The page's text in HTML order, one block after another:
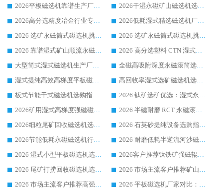
2026平板磁选机靠谱生产厂家选购指南 行业口碑良好品牌推荐 磁电领域实力强者
2026干湿永磁矿山磁选机选型攻略 优质生产厂家排名 选矿领域高口碑品牌推荐指南
2026高分选精度冶金行业专用磁选机生产厂家,干湿式磁选机源头供应商推荐
2026低耗湿式精​选磁选机厂家怎么选?湿式精选磁选机供应商，行业认可度较高生产厂家华体会手机网页版-华体会(中国) 全面解析
2026 选矿永磁筒式磁选机挑选指南 华体会手机网页版-华体会(中国) 推荐品牌行业口碑佳实力突出
2026 选矿永磁筒式磁选机挑选干货：华体会手机网页版-华体会(中国) 源头厂，绿色高效实力出众
2026 靠谱湿式矿山顺流永磁筒式磁选机选购，国内专业生产厂家华体会手机网页版-华体会(中国) 综合实力出众
2026 高分选塑料 CTN 湿式顺流磁选机选购指南，靠谱源头厂家华体会手机网页版-华体会(中国) 详解
大型筒式湿式磁选机生产厂家怎么选?华体会手机网页版-华体会(中国) 设备口碑广受行业认可
全磁高吸附深度永磁滚筒选购指南 业内口碑稳定磁电设备生产厂家详细推荐
湿式提纯高效高梯度平板磁选机靠谱设备源头厂商华体会手机网页版-华体会(中国) 综合测评
高回收率湿式选矿磁选机选购指南 业内口碑磁电设备生产厂家实力解析
板式节能干式磁选机选购指南，源头生产厂家华体会手机网页版-华体会(中国) 综合实力可观
2026 钛矿选矿优选：湿式永磁筒式磁选机源头厂家华体会手机网页版-华体会(中国) 综合解析
2026矿用湿式高梯度强磁磁选机选购指南，临朐靠谱磁电生产厂家华体会手机网页版-华体会(中国) 详解
2026 半磁耐磨 RCT 永磁滚筒选购指南，临朐源头生产厂家华体会手机网页版-华体会(中国) 实测分享
2026细粒尾矿回收磁选机选购指南 产业集群优质生产厂家华体会手机网页版-华体会(中国) 解析
2026 石英砂提纯设备选购指南：华体会手机网页版-华体会(中国) 提纯磁选机厂家综合解读
2026节能低耗永磁磁选机行业优选标杆 临朐华体会手机网页版-华体会(中国) 专业生产厂家
2026 耐磨低耗半逆流河沙磁选机选购指南 临朐产业集群源头厂华体会手机网页版-华体会(中国) 详细解析
2026 湿式小型平板磁选机选矿适配设备 临朐华体会手机网页版-华体会(中国) 实体生产厂家直供
2026客户推荐钛铁矿强磁辊式磁选机，临朐靠谱生产厂家华体会手机网页版-华体会(中国) 详解
2026 尾矿打捞回收磁选机选购 主流市场推荐实力生产厂家
2026 市场主流客户推荐矿山磁选机靠谱生产厂家选华体会手机网页版-华体会(中国)
2026 市场主流客户推荐高强磁高效磁选机靠谱生产厂家
2026 平板磁选机厂家对比：现场实测、真实案例与靠谱厂家推荐